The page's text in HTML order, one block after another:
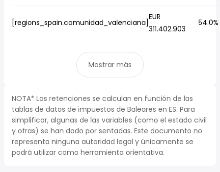
[regions_spain.comunidad_valenciana]
EUR
311.402.903
54.0%
Mostrar más
NOTA* Las retenciones se calculan en función de las
tablas de datos de impuestos de Baleares en ES. Para
simplificar, algunas de las variables (como el estado civil
y otras) se han dado por sentadas. Este documento no
representa ninguna autoridad legal y únicamente se
podrá utilizar como herramienta orientativa.